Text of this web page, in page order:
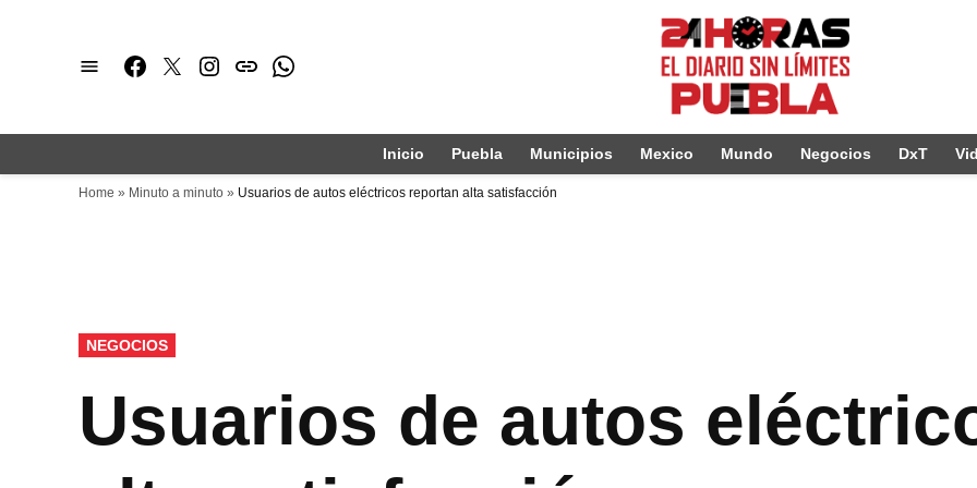
Facebook
TwitterInstagram
issuuWhatsapp
Inicio Puebla Municipios Mexico Mundo Negocios DxT
Home » Minuto a minuto » Usuarios de autos eléctricos reportan alta satisfacción
PUBLICADO
EN
NEGOCIOS
Usuarios de autos